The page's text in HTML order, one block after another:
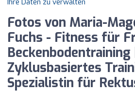
Ihre Daten zu verwalten
Fotos von Maria-
Fuchs - Fitness für
Beckenbodentraining |
Zyklusbasiertes
Spezialistin für